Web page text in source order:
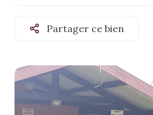
vendus
louer
neufs
alerte
mail
Partager ce bien